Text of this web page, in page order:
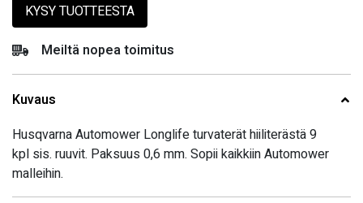
KYSY TUOTTEESTA
Meiltä nopea toimitus
Kuvaus
Husqvarna Automower Longlife turvaterät hiiliterästä 9
kpl sis. ruuvit. Paksuus 0,6 mm. Sopii kaikkiin Automower
malleihin.